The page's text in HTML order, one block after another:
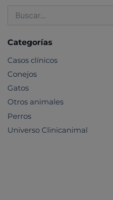
por:
Categorías
Casos clínicos
Conejos
Gatos
Otros animales
Perros
Universo Clinicanimal